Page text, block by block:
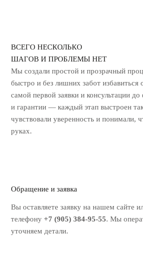
ВСЕГО НЕСКОЛЬКО
ШАГОВ И ПРОБЛЕМЫ НЕТ
Мы создали простой и прозрачный
быстро и без лишних забот
самой первой заявки и консультации до
и гарантии — каждый этап выстроен
чувствовали уверенность и понимали,
руках.
Обращение и заявка
Вы оставляете заявку на нашем сайте
телефону +7 (905) 384-95-55. Мы
уточняем детали.